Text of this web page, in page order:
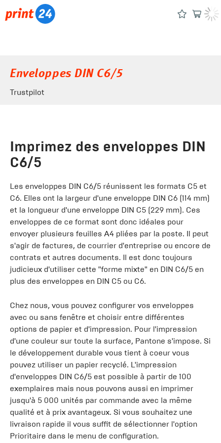
Enveloppes DIN C6/5
Trustpilot
Imprimez des enveloppes DIN
C6/5
Les enveloppes DIN C6/5 réunissent les formats C5 et
C6. Elles ont la largeur d'une enveloppe DIN C6 (114 mm)
et la longueur d'une enveloppe DIN C5 (229 mm). Ces
enveloppes de ce format sont donc idéales pour
envoyer plusieurs feuilles A4 pliées par la poste. Il peut
s'agir de factures, de courrier d'entreprise ou encore de
contrats et autres documents. Il est donc toujours
judicieux d'utiliser cette "forme mixte" en DIN C6/5 en
plus des enveloppes en DIN C5 ou C6.
Chez nous, vous pouvez configurer vos enveloppes
avec ou sans fenêtre et choisir entre différentes
options de papier et d'impression. Pour l'impression
d'une couleur sur toute la surface, Pantone s'impose. Si
le développement durable vous tient à coeur vous
pouvez utiliser un papier recyclé. L'impression
d'enveloppes DIN C6/5 est possible à partir de 100
exemplaires mais nous pouvons aussi en imprimer
jusqu'à 5 000 unités par commande avec la même
qualité et à prix avantageux. Si vous souhaitez une
livraison rapide il vous suffit de sélectionner l'option
Prioritaire dans le menu de configuration.